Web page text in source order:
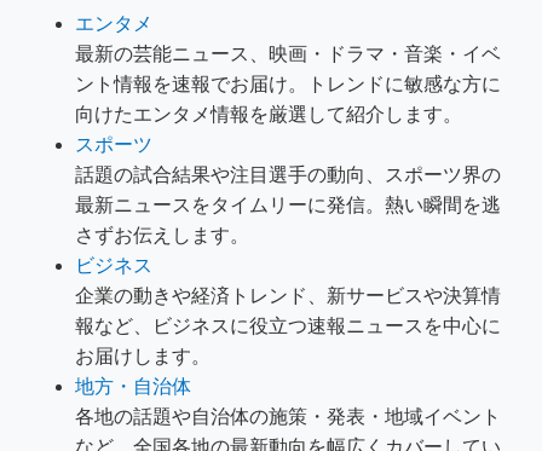
エンタメ
最新の芸能ニュース、映画・ドラマ・音楽・イベ
ント情報を速報でお届け。トレンドに敏感な方に
向けたエンタメ情報を厳選して紹介します。
スポーツ
話題の試合結果や注目選手の動向、スポーツ界の
最新ニュースをタイムリーに発信。熱い瞬間を逃
さずお伝えします。
ビジネス
企業の動きや経済トレンド、新サービスや決算情
報など、ビジネスに役立つ速報ニュースを中心に
お届けします。
地方・自治体
各地の話題や自治体の施策・発表・地域イベント
など、全国各地の最新動向を幅広くカバーしてい